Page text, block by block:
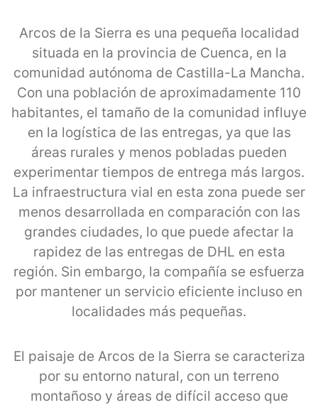
Arcos de la Sierra es una pequeña localidad
situada en la provincia de Cuenca, en la
comunidad autónoma de Castilla-La Mancha.
Con una población de aproximadamente 110
habitantes, el tamaño de la comunidad influye
en la logística de las entregas, ya que las
áreas rurales y menos pobladas pueden
experimentar tiempos de entrega más largos.
La infraestructura vial en esta zona puede ser
menos desarrollada en comparación con las
grandes ciudades, lo que puede afectar la
rapidez de las entregas de DHL en esta
región. Sin embargo, la compañía se esfuerza
por mantener un servicio eficiente incluso en
localidades más pequeñas.
El paisaje de Arcos de la Sierra se caracteriza
por su entorno natural, con un terreno
montañoso y áreas de difícil acceso que